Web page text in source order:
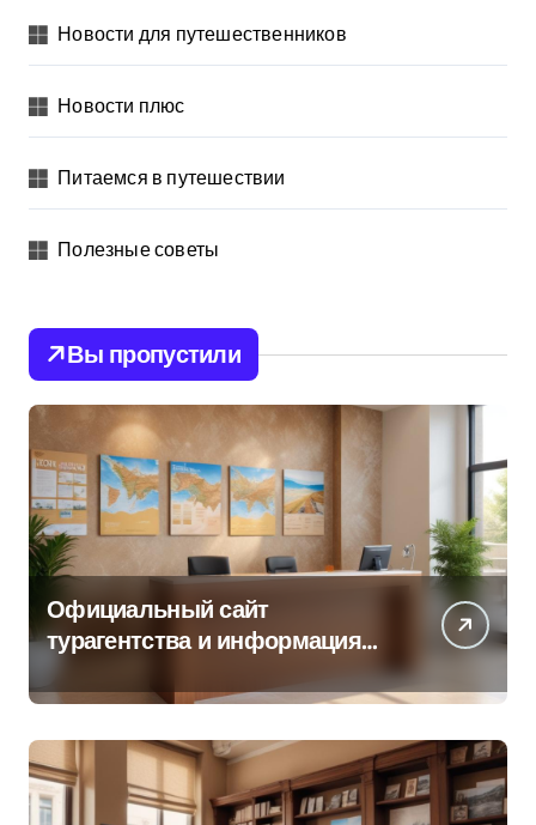
Новости для путешественников
Новости плюс
Питаемся в путешествии
Полезные советы
Вы пропустили
Официальный сайт
турагентства и информация